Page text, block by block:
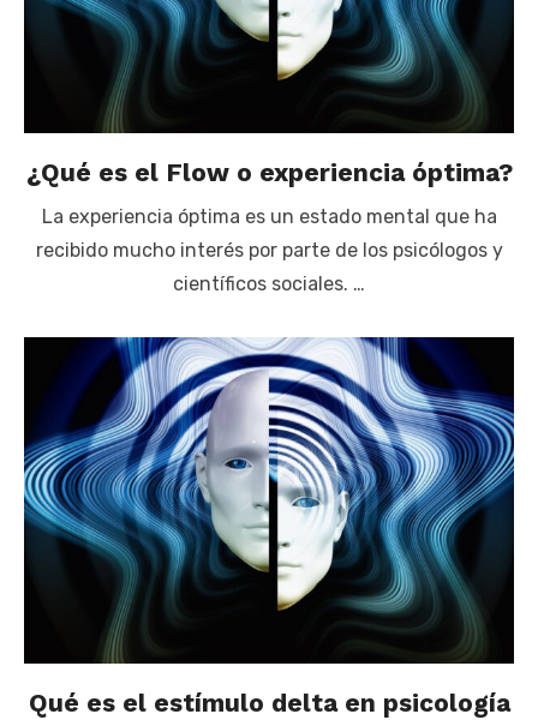
¿Qué es el Flow o experiencia óptima?
La experiencia óptima es un estado mental que ha
recibido mucho interés por parte de los psicólogos y
científicos sociales. …
Qué es el estímulo delta en psicología